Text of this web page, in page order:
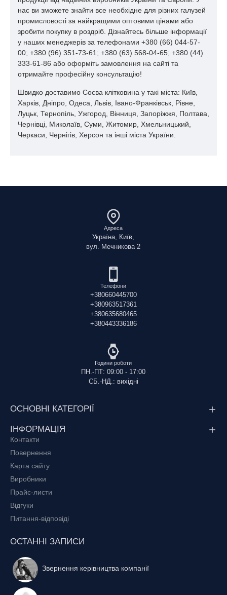
цінності і принципів здорового харчування. Вона служить не
тільки для збагачення продуктів баластними речовинами і
білком, а й пропонує цілий ряд функціональних і
технологічних рішень.
Влагосвязивающая здатність. Головна функціональна
особливість клітковини- її висока Вологозв'язуючий (1: 8 «на
1: 5). Так як волокна клітковини мають капілярну структуру,
утримання води відбувається не тільки поверхнею волокон, а
й всередині капілярних каналів, в результаті чого волога
рівномірно розподіляється і міцно утримується в нинішньому
тривимірному каркасі, покращуючи структуру готового
впливу, і таким чином забезпечується стабільність продукту.
нас ви зможете знайти все необхідне для різних галузей
промисловості за найкращими оптовими цінами або
зробити покупку в роздріб. Дізнайтесь більше інформації
у наших менеджерів за телефонами +380 (66) 044-57-
00; +380 (96) 351-73-61; +380 (63) 568-04-65; +380 (44)
333-61-86 або оформіть замовлення на сайті та
отримайте професійну консультацію!
Швидко доставимо Соєва клітковина у такі міста: Київ,
Харків, Дніпро, Одеса, Львів, Івано-Франківськ, Рівне,
Луцьк, Тернопіль, Ужгород, Вінниця, Запоріжжя, Полтава,
Чернівці, Миколаїв, Суми, Житомир, Хмельницький,
Черкаси, Чернігів, Херсон та інші міста України.
Адреса
Україна, Київ,
вул. Мечникова 2
Телефони
+380660445700
+380963517361
+380635680465
+380443336186
Години роботи
ПН.-ПТ: 09:00 - 17:00
СБ.-НД.: вихідні
ОСНОВНІ КАТЕГОРІЇ
ІНФОРМАЦІЯ
Контакти
Повернення
Карта сайту
Виробники
Прайс-листи
Відгуки
Питання-відповіді
ОСТАННІ ЗАПИСИ
Звернення керівництва компанії